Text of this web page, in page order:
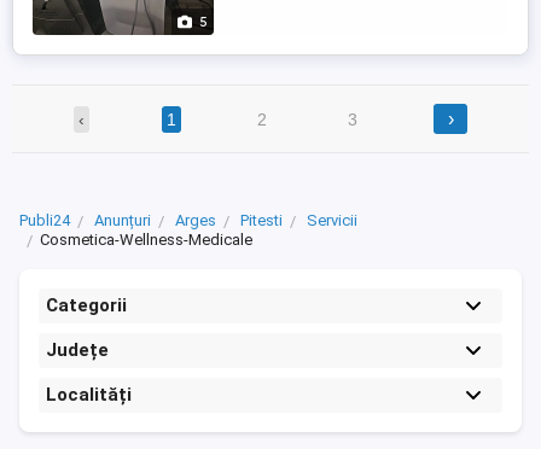
5
‹ 1 2 3 ›
Publi24 Anunțuri Arges Pitesti
Servicii
Cosmetica-Wellness-Medicale
Categorii
Județe
Localități